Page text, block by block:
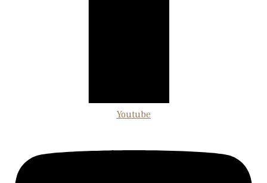
Youtube